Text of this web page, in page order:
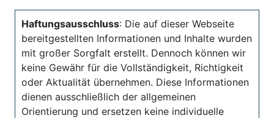
Haftungsausschluss: Die auf dieser Webseite
bereitgestellten Informationen und Inhalte wurden
mit großer Sorgfalt erstellt. Dennoch können wir
keine Gewähr für die Vollständigkeit, Richtigkeit
oder Aktualität übernehmen. Diese Informationen
dienen ausschließlich der allgemeinen
Orientierung und ersetzen keine individuelle